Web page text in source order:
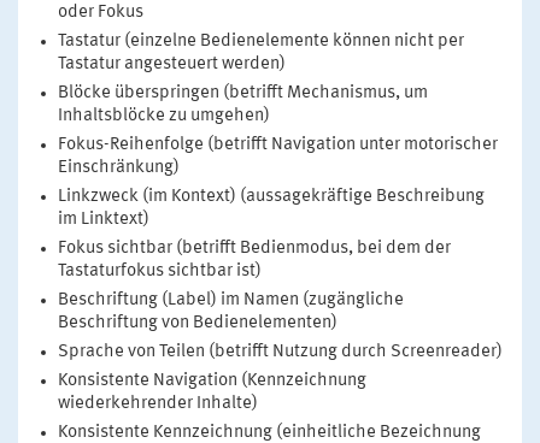
oder Fokus
Tastatur (einzelne Bedienelemente können nicht per
Tastatur angesteuert werden)
Blöcke überspringen (betrifft Mechanismus, um
Inhaltsblöcke zu umgehen)
Fokus-Reihenfolge (betrifft Navigation unter motorischer
Einschränkung)
Linkzweck (im Kontext) (aussagekräftige Beschreibung
im Linktext)
Fokus sichtbar (betrifft Bedienmodus, bei dem der
Tastaturfokus sichtbar ist)
Beschriftung (Label) im Namen (zugängliche
Beschriftung von Bedienelementen)
Sprache von Teilen (betrifft Nutzung durch Screenreader)
Konsistente Navigation (Kennzeichnung
wiederkehrender Inhalte)
Konsistente Kennzeichnung (einheitliche Bezeichnung